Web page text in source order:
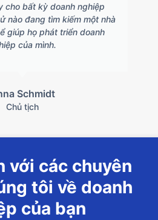
cho bất kỳ doanh nghiệp
nào đang tìm kiếm một nhà
giúp họ phát triển doanh
của mình.
Schmidt
Chủ tịch
với các chuyên
tôi về doanh
của bạn